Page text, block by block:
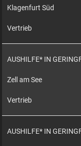
Klagenfurt Süd
Vertrieb
AUSHILFE* IN
Zell am See
Vertrieb
AUSHILFE* IN